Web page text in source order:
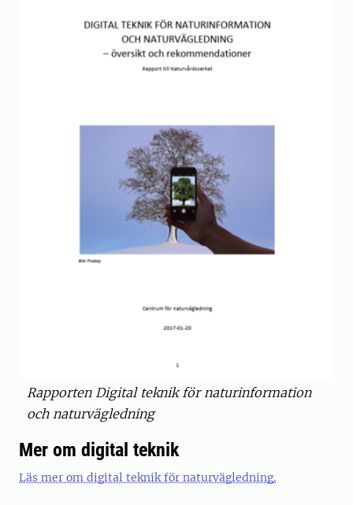
Rapporten Digital teknik för naturinformation
och naturvägledning
Mer om digital teknik
Läs mer om digital teknik för naturvägledning.